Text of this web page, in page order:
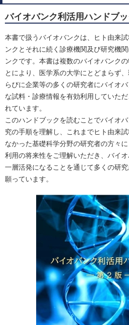
バイオバンク利活用ハンドブ
本書で扱うバイオバンクは、ヒト由来
ンクとそれに続く診療機関及び研究機
ンクです。本書は複数のバイオバンク
とにより、医学系の大学にとどまらず
らびに企業等の多くの研究者にバイオ
な試料・診療情報を有効利用していた
れています。
このハンドブックを読むことでバイオ
究の手順を理解し、これまでヒト由来
なかった基礎科学分野の研究者の方々
利用の将来性をご理解いただき、バイ
一層活発になることを通じて多くの研
願っています。